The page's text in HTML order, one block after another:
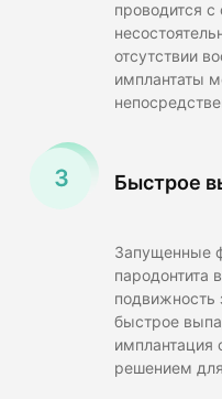
проводится
отсутствии
имплантаты
Быстрое
Запущенные
пародонтита
подвижность
быстрое
имплантация
решением